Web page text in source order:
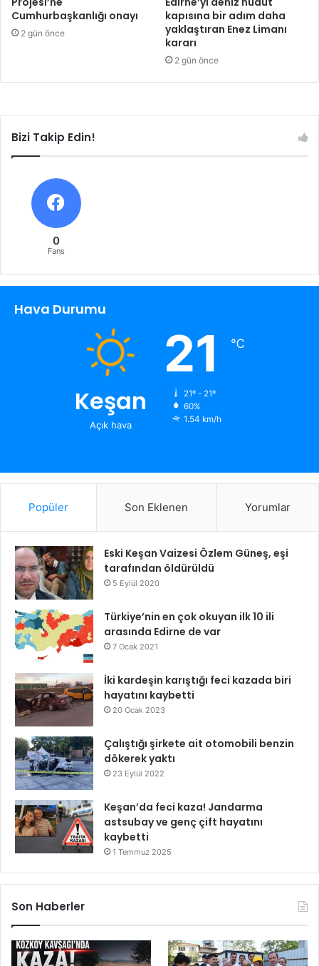
Cumhurbaşkanlığı onayı
2 gün önce
kapısına bir adım daha
yaklaştıran Enez Limanı
kararı
2 gün önce
Bizi Takip Edin!
0
Fans
Hava Durumu
Keşan
Açık hava
21 ℃
21º - 21º
60%
1.54 km/h
Popüler Son Eklenen Yorumlar
Eski Keşan Vaizesi Özlem Güneş, eşi
tarafından öldürüldü
5 Eylül 2020
Türkiye’nin en çok okuyan ilk 10 ili
arasında Edirne de var
7 Ocak 2021
İki kardeşin karıştığı feci kazada biri
hayatını kaybetti
20 Ocak 2023
Çalıştığı şirkete ait otomobili benzin
dökerek yaktı
23 Eylül 2022
Keşan’da feci kaza! Jandarma
astsubay ve genç çift hayatını
kaybetti
1 Temmuz 2025
Son Haberler